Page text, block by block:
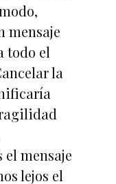
mensaje
todo el
la
el mensaje
lejos el